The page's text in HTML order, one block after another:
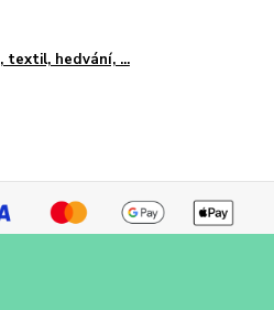
textil, hedvání, ...